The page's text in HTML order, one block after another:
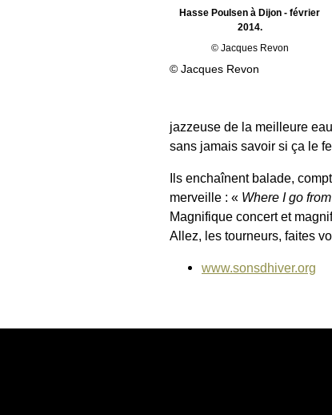
Hasse Poulsen à Dijon - février
2014.
© Jacques Revon
© Jacques Revon
jazzeuse de la meilleure
sans jamais savoir si ça le
Ils enchaînent balade,
merveille : « Where I go
Magnifique concert et
Allez, les tourneurs, faites
www.sonsdhiver.org